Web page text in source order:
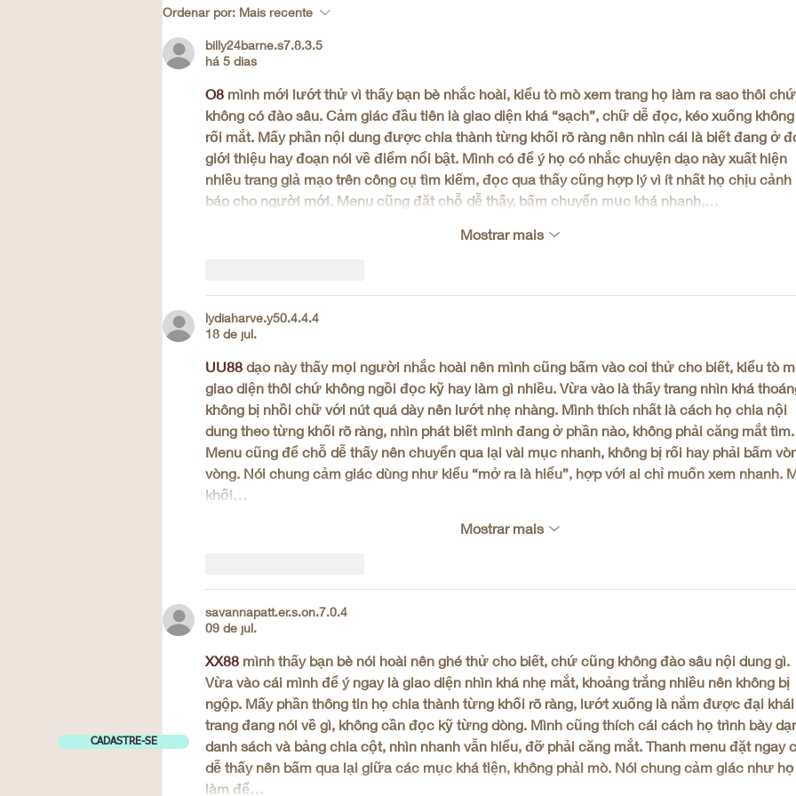
Como escolher curso MBCT
Ordenar por: Mais recente
billy24barne.s7.8.3.5
há 5 dias
O8 mình mới lướt thử vì thấy bạn bè nhắc hoài, kiểu tò mò xem trang họ làm ra sao thôi chứ
không có đào sâu. Cảm giác đầu tiên là giao diện khá “sạch”, chữ dễ đọc, kéo xuống
rối mắt. Mấy phần nội dung được chia thành từng khối rõ ràng nên nhìn cái là biết đang ở
giới thiệu hay đoạn nói về điểm nổi bật. Mình có để ý họ có nhắc chuyện dạo này xuất hiện
nhiều trang giả mạo trên công cụ tìm kiếm, đọc qua thấy cũng hợp lý vì ít nhất họ chịu cảnh
báo cho người mới. Menu cũng đặt chỗ dễ thấy, bấm chuyển mục khá nhanh,…
Mostrar mais
lydiaharve.y50.4.4.4
18 de jul.
UU88 dạo này thấy mọi người nhắc hoài nên mình cũng bấm vào coi thử cho biết, kiểu tò
giao diện thôi chứ không ngồi đọc kỹ hay làm gì nhiều. Vừa vào là thấy trang nhìn khá
không bị nhồi chữ với nút quá dày nên lướt nhẹ nhàng. Mình thích nhất là cách họ chia nội
dung theo từng khối rõ ràng, nhìn phát biết mình đang ở phần nào, không phải căng mắt tìm.
Menu cũng để chỗ dễ thấy nên chuyển qua lại vài mục nhanh, không bị rối hay phải bấm
vòng. Nói chung cảm giác dùng như kiểu “mở ra là hiểu”, hợp với ai chỉ muốn xem nhanh.
khối…
Mostrar mais
savannapatt.er.s.on.7.0.4
09 de jul.
XX88 mình thấy bạn bè nói hoài nên ghé thử cho biết, chứ cũng không đào sâu nội dung gì.
Vừa vào cái mình để ý ngay là giao diện nhìn khá nhẹ mắt, khoảng trắng nhiều nên không bị
ngộp. Mấy phần thông tin họ chia thành từng khối rõ ràng, lướt xuống là nắm được đại khái
trang đang nói về gì, không cần đọc kỹ từng dòng. Mình cũng thích cái cách họ trình bày
danh sách và bảng chia cột, nhìn nhanh vẫn hiểu, đỡ phải căng mắt. Thanh menu đặt ngay
dễ thấy nên bấm qua lại giữa các mục khá tiện, không phải mò. Nói chung cảm giác như họ
làm để…
CADASTRE-SE